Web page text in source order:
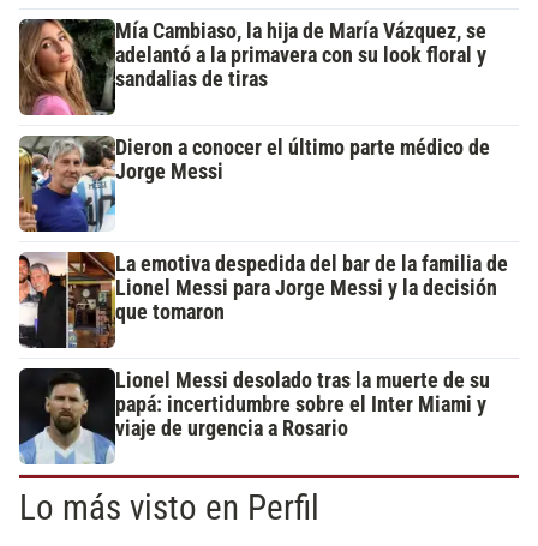
Mía Cambiaso, la hija de María Vázquez, se
adelantó a la primavera con su look floral y
sandalias de tiras
Dieron a conocer el último parte médico de
Jorge Messi
La emotiva despedida del bar de la familia de
Lionel Messi para Jorge Messi y la decisión
que tomaron
Lionel Messi desolado tras la muerte de su
papá: incertidumbre sobre el Inter Miami y
viaje de urgencia a Rosario
Lo más visto en Perfil